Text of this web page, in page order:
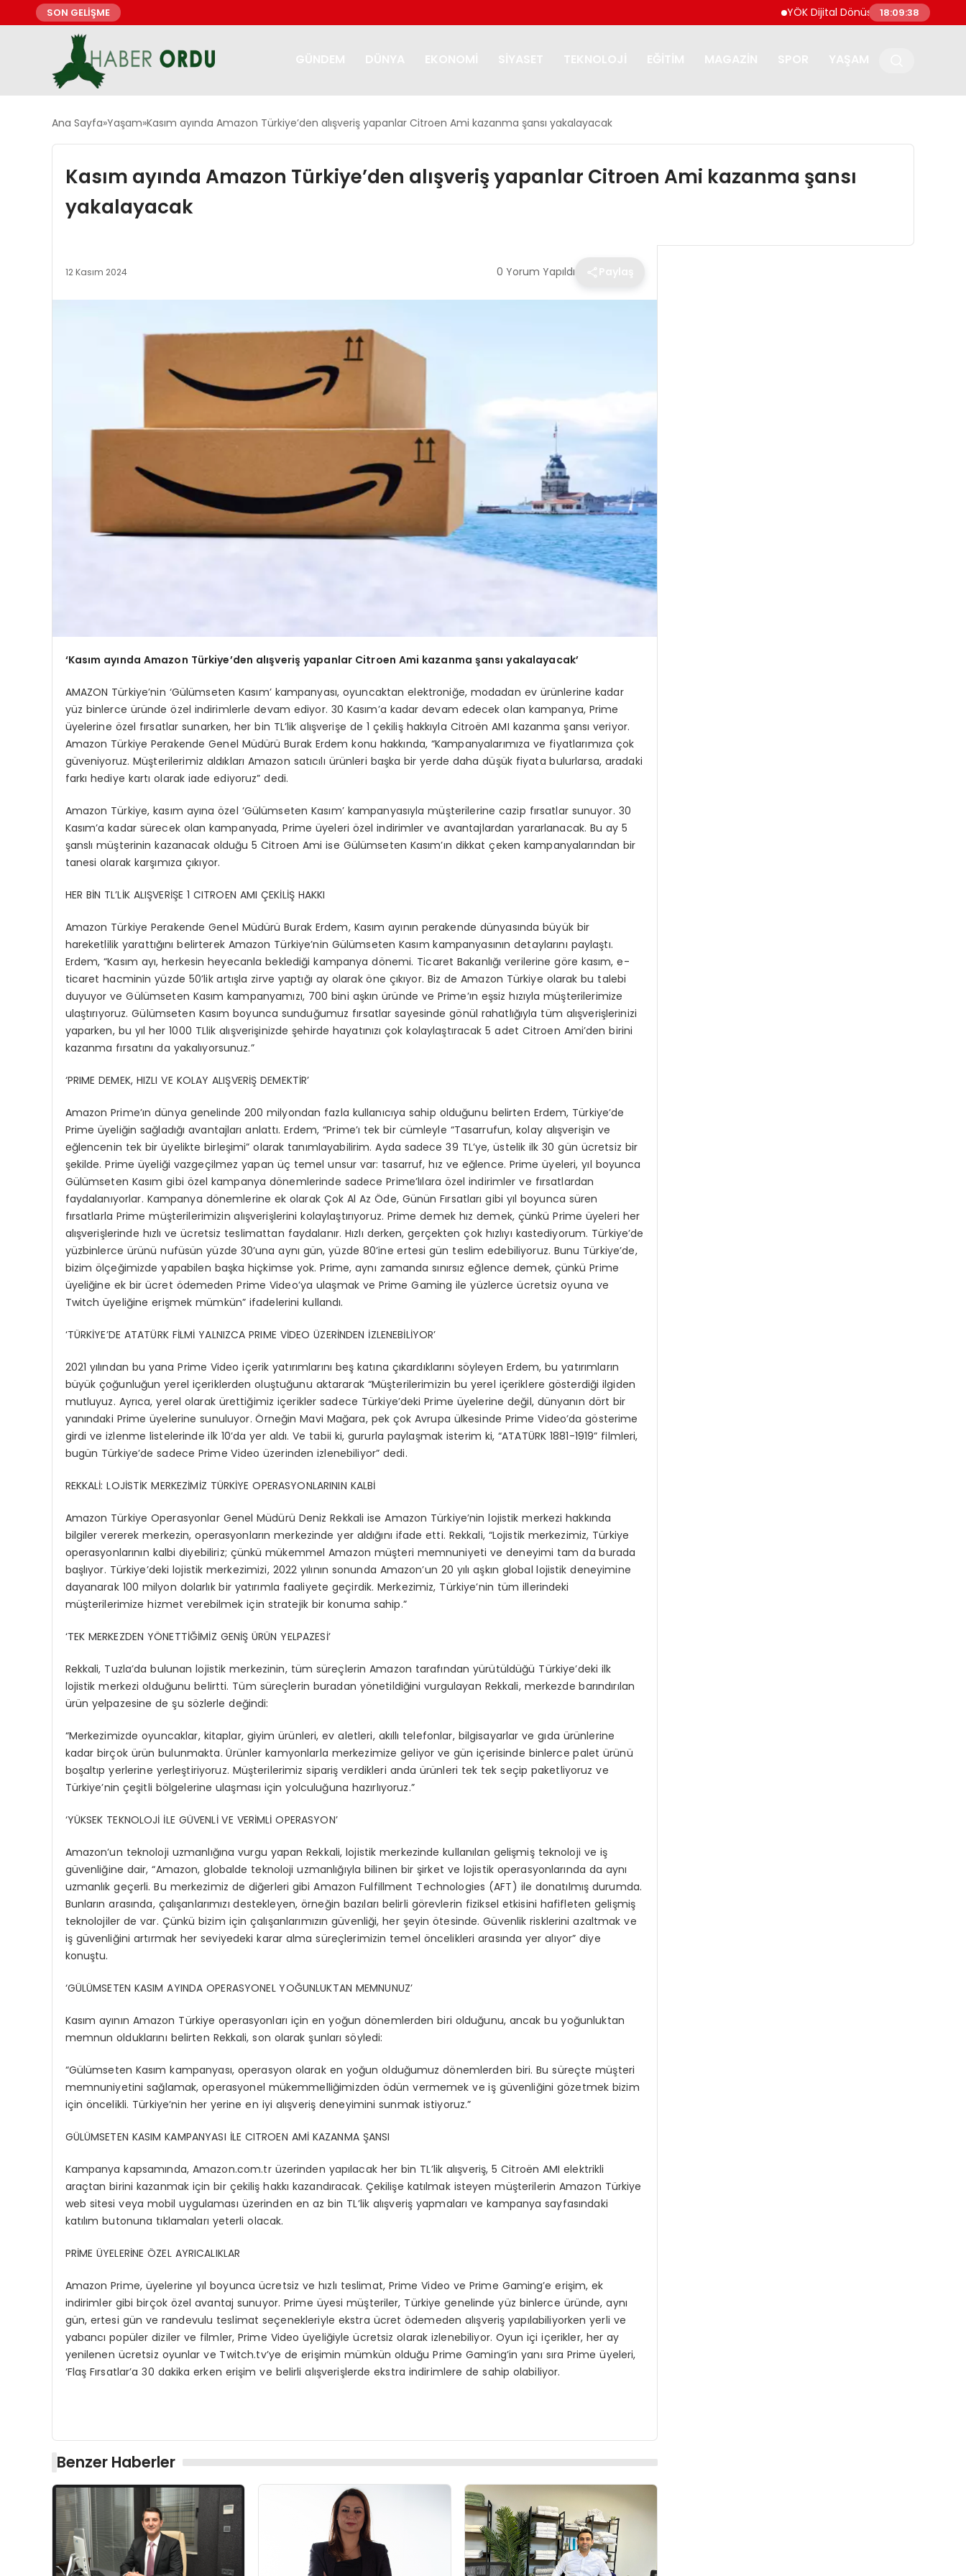
SON GELİŞME YÖK Dijital Dönüşüm İçin Bilişim Uzmanları
18:09:39
Ana Sayfa Yaşam Kasım ayında Amazon Türkiye’den alışveriş yapanlar Citroen Ami kazanma şansı yakalayacak
Kasım ayında Amazon Türkiye’den alışveriş yapanlar Citroen Ami kazanma şansı
yakalayacak
12 Kasım 2024 0 Yorum Yapıldı
‘Kasım ayında Amazon Türkiye’den alışveriş yapanlar Citroen Ami kazanma şansı yakalayacak’
AMAZON Türkiye’nin ‘Gülümseten Kasım’ kampanyası, oyuncaktan elektroniğe, modadan ev ürünlerine kadar
yüz binlerce üründe özel indirimlerle devam ediyor. 30 Kasım’a kadar devam edecek olan kampanya, Prime
üyelerine özel fırsatlar sunarken, her bin TL’lik alışverişe de 1 çekiliş hakkıyla Citroën AMI kazanma şansı veriyor.
Amazon Türkiye Perakende Genel Müdürü Burak Erdem konu hakkında, “Kampanyalarımıza ve fiyatlarımıza çok
güveniyoruz. Müşterilerimiz aldıkları Amazon satıcılı ürünleri başka bir yerde daha düşük fiyata bulurlarsa, aradaki
farkı hediye kartı olarak iade ediyoruz” dedi.
Amazon Türkiye, kasım ayına özel ‘Gülümseten Kasım’ kampanyasıyla müşterilerine cazip fırsatlar sunuyor. 30
Kasım’a kadar sürecek olan kampanyada, Prime üyeleri özel indirimler ve avantajlardan yararlanacak. Bu ay 5
şanslı müşterinin kazanacak olduğu 5 Citroen Ami ise Gülümseten Kasım’ın dikkat çeken kampanyalarından bir
tanesi olarak karşımıza çıkıyor.
HER BİN TL’LİK ALIŞVERİŞE 1 CITROEN AMI ÇEKİLİŞ HAKKI
Amazon Türkiye Perakende Genel Müdürü Burak Erdem, Kasım ayının perakende dünyasında büyük bir
hareketlilik yarattığını belirterek Amazon Türkiye’nin Gülümseten Kasım kampanyasının detaylarını paylaştı.
Erdem, “Kasım ayı, herkesin heyecanla beklediği kampanya dönemi. Ticaret Bakanlığı verilerine göre kasım, e-
ticaret hacminin yüzde 50’lik artışla zirve yaptığı ay olarak öne çıkıyor. Biz de Amazon Türkiye olarak bu talebi
duyuyor ve Gülümseten Kasım kampanyamızı, 700 bini aşkın üründe ve Prime’ın eşsiz hızıyla müşterilerimize
ulaştırıyoruz. Gülümseten Kasım boyunca sunduğumuz fırsatlar sayesinde gönül rahatlığıyla tüm alışverişlerinizi
yaparken, bu yıl her 1000 TLlik alışverişinizde şehirde hayatınızı çok kolaylaştıracak 5 adet Citroen Ami’den birini
kazanma fırsatını da yakalıyorsunuz.”
‘PRIME DEMEK, HIZLI VE KOLAY ALIŞVERİŞ DEMEKTİR’
Amazon Prime’ın dünya genelinde 200 milyondan fazla kullanıcıya sahip olduğunu belirten Erdem, Türkiye’de
Prime üyeliğin sağladığı avantajları anlattı. Erdem, “Prime’ı tek bir cümleyle “Tasarrufun, kolay alışverişin ve
eğlencenin tek bir üyelikte birleşimi” olarak tanımlayabilirim. Ayda sadece 39 TL’ye, üstelik ilk 30 gün ücretsiz bir
şekilde. Prime üyeliği vazgeçilmez yapan üç temel unsur var: tasarruf, hız ve eğlence. Prime üyeleri, yıl boyunca
Gülümseten Kasım gibi özel kampanya dönemlerinde sadece Prime’lılara özel indirimler ve fırsatlardan
faydalanıyorlar. Kampanya dönemlerine ek olarak Çok Al Az Öde, Günün Fırsatları gibi yıl boyunca süren
fırsatlarla Prime müşterilerimizin alışverişlerini kolaylaştırıyoruz. Prime demek hız demek, çünkü Prime üyeleri her
alışverişlerinde hızlı ve ücretsiz teslimattan faydalanır. Hızlı derken, gerçekten çok hızlıyı kastediyorum. Türkiye’de
yüzbinlerce ürünü nufüsün yüzde 30’una aynı gün, yüzde 80’ine ertesi gün teslim edebiliyoruz. Bunu Türkiye’de,
bizim ölçeğimizde yapabilen başka hiçkimse yok. Prime, aynı zamanda sınırsız eğlence demek, çünkü Prime
üyeliğine ek bir ücret ödemeden Prime Video’ya ulaşmak ve Prime Gaming ile yüzlerce ücretsiz oyuna ve
Twitch üyeliğine erişmek mümkün” ifadelerini kullandı.
‘TÜRKİYE’DE ATATÜRK FİLMİ YALNIZCA PRIME VİDEO ÜZERİNDEN İZLENEBİLİYOR’
2021 yılından bu yana Prime Video içerik yatırımlarını beş katına çıkardıklarını söyleyen Erdem, bu yatırımların
büyük çoğunluğun yerel içeriklerden oluştuğunu aktararak “Müşterilerimizin bu yerel içeriklere gösterdiği ilgiden
mutluyuz. Ayrıca, yerel olarak ürettiğimiz içerikler sadece Türkiye’deki Prime üyelerine değil, dünyanın dört bir
yanındaki Prime üyelerine sunuluyor. Örneğin Mavi Mağara, pek çok Avrupa ülkesinde Prime Video’da gösterime
girdi ve izlenme listelerinde ilk 10’da yer aldı. Ve tabii ki, gururla paylaşmak isterim ki, “ATATÜRK 1881-1919” filmleri,
bugün Türkiye’de sadece Prime Video üzerinden izlenebiliyor” dedi.
REKKALİ: LOJİSTİK MERKEZİMİZ TÜRKİYE OPERASYONLARININ KALBİ
Amazon Türkiye Operasyonlar Genel Müdürü Deniz Rekkali ise Amazon Türkiye’nin lojistik merkezi hakkında
bilgiler vererek merkezin, operasyonların merkezinde yer aldığını ifade etti. Rekkali, “Lojistik merkezimiz, Türkiye
operasyonlarının kalbi diyebiliriz; çünkü mükemmel Amazon müşteri memnuniyeti ve deneyimi tam da burada
başlıyor. Türkiye’deki lojistik merkezimizi, 2022 yılının sonunda Amazon’un 20 yılı aşkın global lojistik deneyimine
dayanarak 100 milyon dolarlık bir yatırımla faaliyete geçirdik. Merkezimiz, Türkiye’nin tüm illerindeki
müşterilerimize hizmet verebilmek için stratejik bir konuma sahip.”
‘TEK MERKEZDEN YÖNETTİĞİMİZ GENİŞ ÜRÜN YELPAZESİ’
Rekkali, Tuzla’da bulunan lojistik merkezinin, tüm süreçlerin Amazon tarafından yürütüldüğü Türkiye’deki ilk
lojistik merkezi olduğunu belirtti. Tüm süreçlerin buradan yönetildiğini vurgulayan Rekkali, merkezde barındırılan
ürün yelpazesine de şu sözlerle değindi:
“Merkezimizde oyuncaklar, kitaplar, giyim ürünleri, ev aletleri, akıllı telefonlar, bilgisayarlar ve gıda ürünlerine
kadar birçok ürün bulunmakta. Ürünler kamyonlarla merkezimize geliyor ve gün içerisinde binlerce palet ürünü
boşaltıp yerlerine yerleştiriyoruz. Müşterilerimiz sipariş verdikleri anda ürünleri tek tek seçip paketliyoruz ve
Türkiye’nin çeşitli bölgelerine ulaşması için yolculuğuna hazırlıyoruz.”
‘YÜKSEK TEKNOLOJİ İLE GÜVENLİ VE VERİMLİ OPERASYON’
Amazon’un teknoloji uzmanlığına vurgu yapan Rekkali, lojistik merkezinde kullanılan gelişmiş teknoloji ve iş
güvenliğine dair, “Amazon, globalde teknoloji uzmanlığıyla bilinen bir şirket ve lojistik operasyonlarında da aynı
uzmanlık geçerli. Bu merkezimiz de diğerleri gibi Amazon Fulfillment Technologies (AFT) ile donatılmış durumda.
Bunların arasında, çalışanlarımızı destekleyen, örneğin bazıları belirli görevlerin fiziksel etkisini hafifleten gelişmiş
teknolojiler de var. Çünkü bizim için çalışanlarımızın güvenliği, her şeyin ötesinde. Güvenlik risklerini azaltmak ve
iş güvenliğini artırmak her seviyedeki karar alma süreçlerimizin temel öncelikleri arasında yer alıyor” diye
konuştu.
‘GÜLÜMSETEN KASIM AYINDA OPERASYONEL YOĞUNLUKTAN MEMNUNUZ’
Kasım ayının Amazon Türkiye operasyonları için en yoğun dönemlerden biri olduğunu, ancak bu yoğunluktan
memnun olduklarını belirten Rekkali, son olarak şunları söyledi:
“Gülümseten Kasım kampanyası, operasyon olarak en yoğun olduğumuz dönemlerden biri. Bu süreçte müşteri
memnuniyetini sağlamak, operasyonel mükemmelliğimizden ödün vermemek ve iş güvenliğini gözetmek bizim
için öncelikli. Türkiye’nin her yerine en iyi alışveriş deneyimini sunmak istiyoruz.”
GÜLÜMSETEN KASIM KAMPANYASI İLE CITROEN AMİ KAZANMA ŞANSI
Kampanya kapsamında, Amazon.com.tr üzerinden yapılacak her bin TL’lik alışveriş, 5 Citroën AMI elektrikli
araçtan birini kazanmak için bir çekiliş hakkı kazandıracak. Çekilişe katılmak isteyen müşterilerin Amazon Türkiye
web sitesi veya mobil uygulaması üzerinden en az bin TL’lik alışveriş yapmaları ve kampanya sayfasındaki
katılım butonuna tıklamaları yeterli olacak.
PRİME ÜYELERİNE ÖZEL AYRICALIKLAR
Amazon Prime, üyelerine yıl boyunca ücretsiz ve hızlı teslimat, Prime Video ve Prime Gaming’e erişim, ek
indirimler gibi birçok özel avantaj sunuyor. Prime üyesi müşteriler, Türkiye genelinde yüz binlerce üründe, aynı
gün, ertesi gün ve randevulu teslimat seçenekleriyle ekstra ücret ödemeden alışveriş yapılabiliyorken yerli ve
yabancı popüler diziler ve filmler, Prime Video üyeliğiyle ücretsiz olarak izlenebiliyor. Oyun içi içerikler, her ay
yenilenen ücretsiz oyunlar ve Twitch.tv’ye de erişimin mümkün olduğu Prime Gaming’in yanı sıra Prime üyeleri,
‘Flaş Fırsatlar’a 30 dakika erken erişim ve belirli alışverişlerde ekstra indirimlere de sahip olabiliyor.
Benzer Haberler